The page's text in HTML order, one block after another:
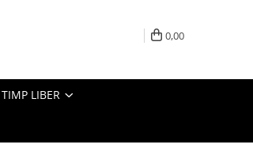
0,00
LIBER